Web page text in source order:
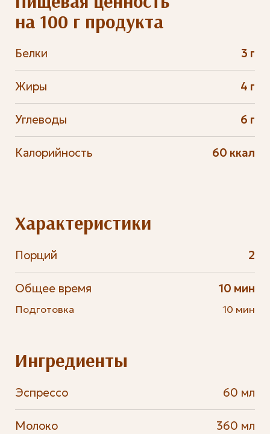
на 100 г продукта
Белки 3 г
Жиры 4 г
Углеводы 6 г
Калорийность 60 ккал
Характеристики
Порций 2
Общее время
Подготовка
10 мин
10 мин
Ингредиенты
Эспрессо 60 мл
Молоко 360 мл